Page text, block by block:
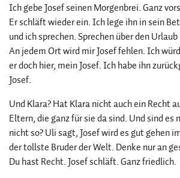
Ich gebe Josef seinen Morgenbrei. Ganz
Er schläft wieder ein. Ich lege ihn in sein
und ich sprechen. Sprechen über den
An jedem Ort wird mir Josef fehlen. Ich
er doch hier, mein Josef. Ich habe ihn
Josef.
Und Klara? Hat Klara nicht auch ein Recht
Eltern, die ganz für sie da sind. Und sind es
nicht so? Uli sagt, Josef wird es gut gehen
der tollste Bruder der Welt. Denke nur an
Du hast Recht. Josef schläft. Ganz friedlich.